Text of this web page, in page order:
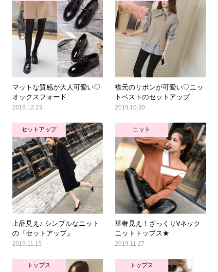
マットな質感が大人可愛い♡
オックスフォード
2019.12.23
襟元のリボンが可愛い♡ニッ
トベストのセットアップ
2019.10.30
セットアップ
上品見え♪ シンプルなニット
の『セットアップ』
2019.11.15
ニット
華奢見え！ざっくりVネック
ニットトップス★
2019.11.27
トップス トップス